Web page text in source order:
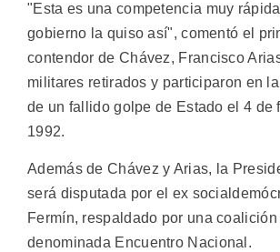
"Esta es una competencia muy
gobierno la quiso así", comentó el
contendor de Chávez, Francisco
militares retirados y participaron en
de un fallido golpe de Estado el 4 de
1992.
Además de Chávez y Arias, la
será disputada por el ex
Fermín, respaldado por una
denominada Encuentro Nacional.